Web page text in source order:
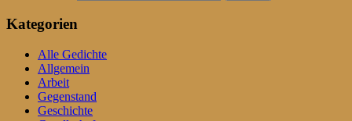
Kategorien
Alle Gedichte
Allgemein
Arbeit
Gegenstand
Geschichte